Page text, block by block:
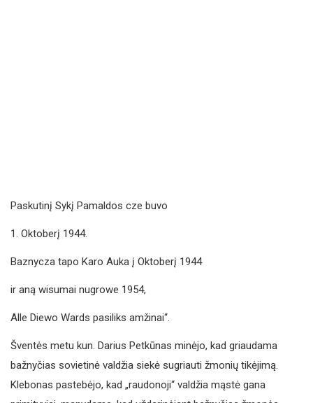
Paskutinį Sykį Pamaldos cze buvo
1. Oktoberį 1944.
Baznycza tapo Karo Auka į Oktoberį 1944
ir aną wisumai nugrowe 1954,
Alle Diewo Wards pasiliks amžinai“.
Šventės metu kun. Darius Petkūnas minėjo, kad griaudama
bažnyčias sovietinė valdžia siekė sugriauti žmonių tikėjimą.
Klebonas pastebėjo, kad „raudonoji“ valdžia mąstė gana